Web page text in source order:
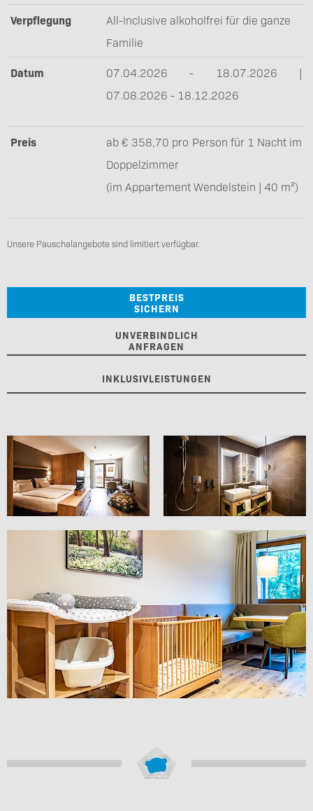
Verpflegung
All-Inclusive alkoholfrei für die ganze
Familie
Datum
07.04.2026 - 18.07.2026 |
07.08.2026 - 18.12.2026
Preis
ab € 358,70 pro Person für 1 Nacht im
Doppelzimmer
(im Appartement Wendelstein | 40 m²)
Unsere Pauschalangebote sind limitiert verfügbar.
BESTPREIS
SICHERN
UNVERBINDLICH
ANFRAGEN
INKLUSIVLEISTUNGEN